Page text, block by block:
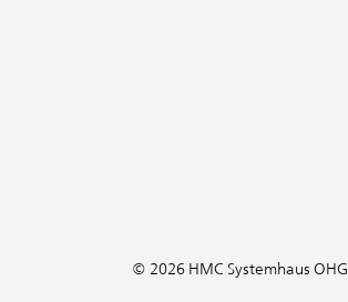
© 2026 HMC Systemhaus OHG